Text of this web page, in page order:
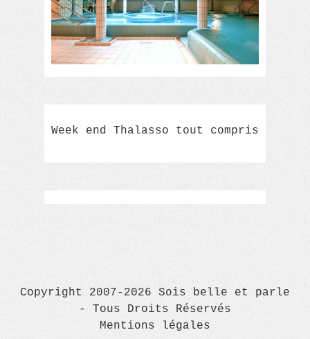
Week end Thalasso tout compris
Copyright 2007-2026 Sois belle et parle
- Tous Droits Réservés
Mentions légales